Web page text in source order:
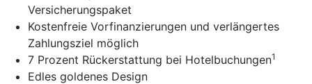
Versicherungspaket
Kostenfreie Vorfinanzierungen und verlängertes
Zahlungsziel möglich
7 Prozent Rückerstattung bei Hotelbuchungen1
Edles goldenes Design